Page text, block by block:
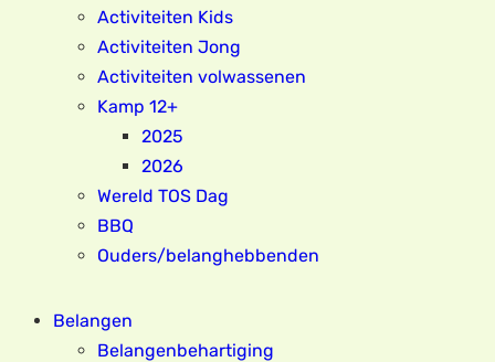
Activiteiten Kids
Activiteiten Jong
Activiteiten volwassenen
Kamp 12+
2025
2026
Wereld TOS Dag
BBQ
Ouders/belanghebbenden
Belangen
Belangenbehartiging